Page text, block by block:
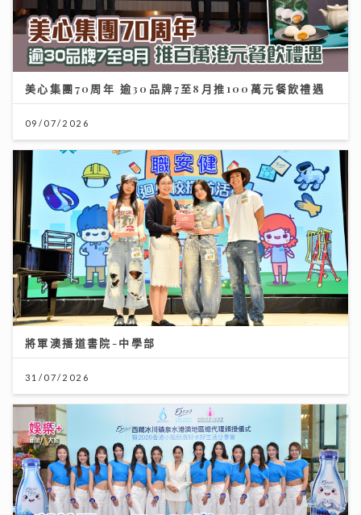
美心集團70周年 逾30品牌7至8月推100萬元餐飲禮遇
09/07/2026
將軍澳播道書院-中學部
31/07/2026